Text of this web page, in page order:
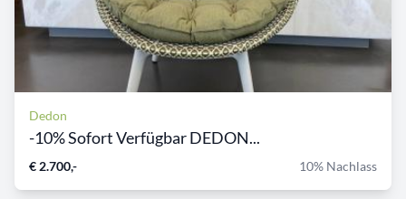
Dedon
-10% Sofort Verfügbar DEDON...
€ 2.700,- 10% Nachlass